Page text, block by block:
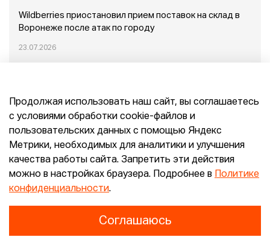
Wildberries приостановил прием поставок на склад в
Воронеже после атак по городу
23.07.2026
Конец эпохи маркетплейсов: прогнозы сооснователя
Mr.Doors Максима Валецкого
26.06.2026
КонфиденциальностьСогласие
Продолжая использовать наш сайт, вы соглашаетесь
с условиями обработки cookie-файлов и
пользовательских данных с помощью Яндекс
Метрики, необходимых для аналитики и улучшения
качества работы сайта. Запретить эти действия
можно в настройках браузера. Подробнее в
Политике
конфиденциальности.
Соглашаюсь